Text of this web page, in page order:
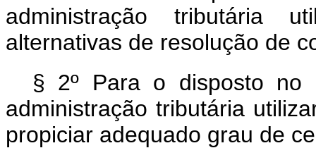
administração tributária
alternativas de resolução de
§ 2º Para o disposto
administração tributária
propiciar adequado grau de